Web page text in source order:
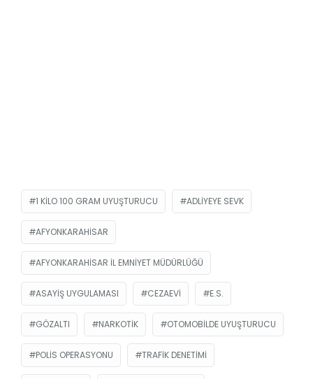
1 KILO 100 GRAM UYUŞTURUCU ADLIYEYE SEVK
AFYONKARAHISAR
AFYONKARAHISAR İL EMNIYET MÜDÜRLÜĞÜ
ASAYIŞ UYGULAMASI CEZAEVI E.S.
GÖZALTI NARKOTIK OTOMOBILDE UYUŞTURUCU
POLIS OPERASYONU TRAFIK DENETIMI